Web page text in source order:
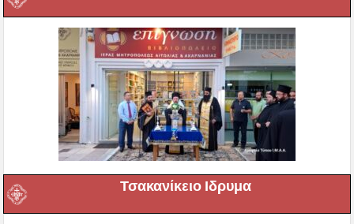
Τσακανίκειο Ιδρυμα